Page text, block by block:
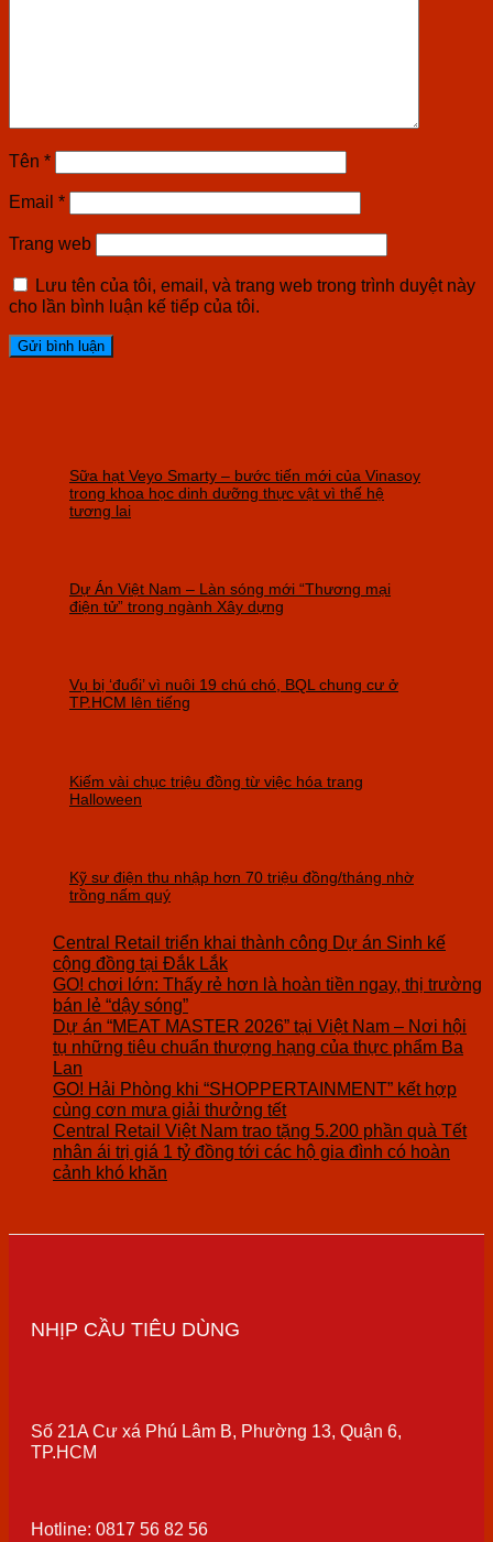
Tên *
Email *
Trang web
Lưu tên của tôi, email, và trang web trong trình duyệt này
cho lần bình luận kế tiếp của tôi.
Sữa hạt Veyo Smarty – bước tiến mới của Vinasoy
trong khoa học dinh dưỡng thực vật vì thế hệ
tương lai
Dự Án Việt Nam – Làn sóng mới “Thương mại
điện tử” trong ngành Xây dựng
Vụ bị ‘đuổi’ vì nuôi 19 chú chó, BQL chung cư ở
TP.HCM lên tiếng
Kiếm vài chục triệu đồng từ việc hóa trang
Halloween
Kỹ sư điện thu nhập hơn 70 triệu đồng/tháng nhờ
trồng nấm quý
Central Retail triển khai thành công Dự án Sinh kế
cộng đồng tại Đắk Lắk
GO! chơi lớn: Thấy rẻ hơn là hoàn tiền ngay, thị trường
bán lẻ “dậy sóng”
Dự án “MEAT MASTER 2026” tại Việt Nam – Nơi hội
tụ những tiêu chuẩn thượng hạng của thực phẩm Ba
Lan
GO! Hải Phòng khi “SHOPPERTAINMENT” kết hợp
cùng cơn mưa giải thưởng tết
Central Retail Việt Nam trao tặng 5.200 phần quà Tết
nhân ái trị giá 1 tỷ đồng tới các hộ gia đình có hoàn
cảnh khó khăn
NHỊP CẦU TIÊU DÙNG
Số 21A Cư xá Phú Lâm B, Phường 13, Quận 6,
TP.HCM
Hotline: 0817 56 82 56